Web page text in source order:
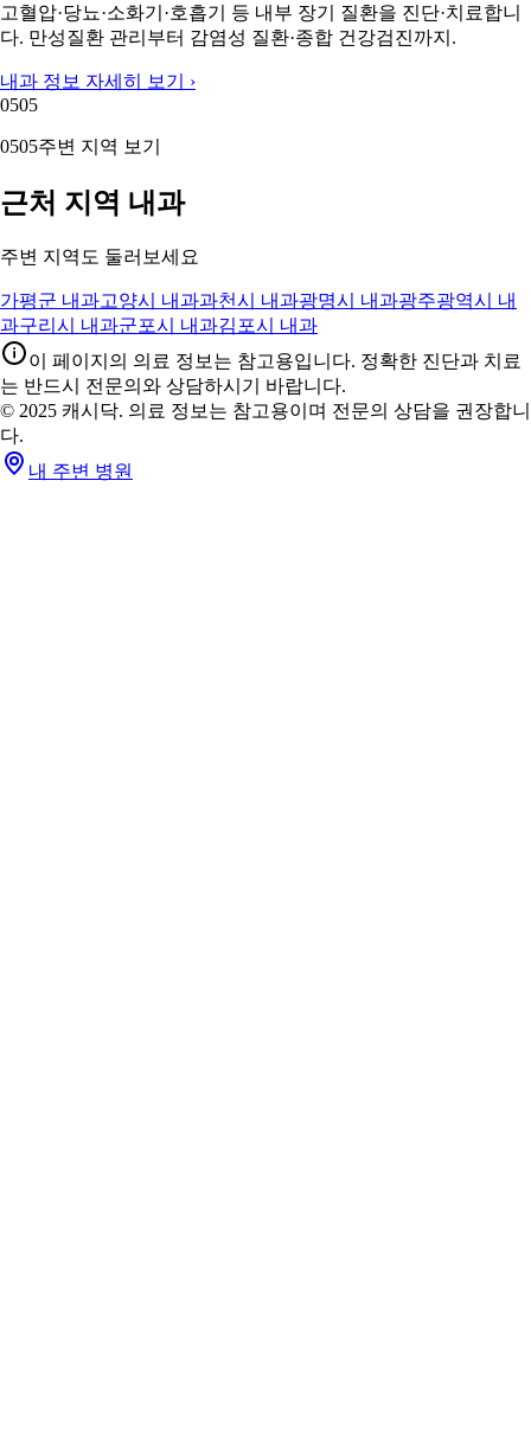
고혈압·당뇨·소화기·호흡기 등 내부 장기 질환을 진단·치료합니
다. 만성질환 관리부터 감염성 질환·종합 건강검진까지.
내과 정보 자세히 보기 ›
0505
0505주변 지역 보기
근처 지역 내과
주변 지역도 둘러보세요
가평군 내과고양시 내과과천시 내과광명시 내과광주광역시 내
과구리시 내과군포시 내과김포시 내과
이 페이지의 의료 정보는 참고용입니다. 정확한 진단과 치료
는 반드시 전문의와 상담하시기 바랍니다.
© 2025 캐시닥. 의료 정보는 참고용이며 전문의 상담을 권장합니
다.
내 주변 병원